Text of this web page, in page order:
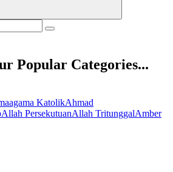
Popular Categories...
agama KatolikAhmad
Allah PersekutuanAllah TritunggalAmber